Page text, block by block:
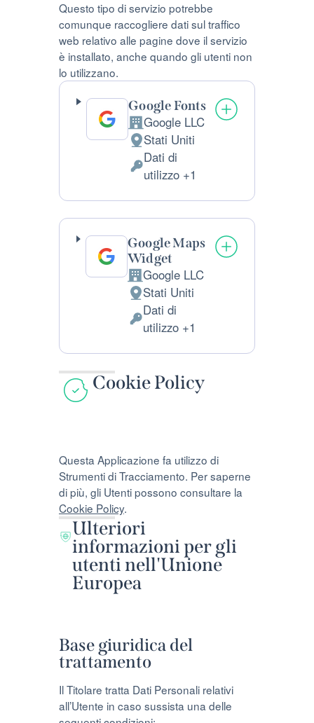
Questo tipo di servizio potrebbe
comunque raccogliere dati sul traffico
web relativo alle pagine dove il servizio
è installato, anche quando gli utenti non
lo utilizzano.
Google Fonts
Azienda:
Google LLC
Luogo
del
trattamento:
Stati Uniti
Dati
Dati di
utilizzo +1
Google Maps
Widget
Azienda:
Google LLC
Luogo
del
trattamento:
Stati Uniti
Dati
Dati di
utilizzo +1
Cookie Policy
Questa Applicazione fa utilizzo di
Strumenti di Tracciamento. Per saperne
di più, gli Utenti possono consultare la
Cookie Policy.
Ulteriori
informazioni per gli
utenti nell'Unione
Europea
Base giuridica del
trattamento
Il Titolare tratta Dati Personali relativi
all’Utente in caso sussista una delle